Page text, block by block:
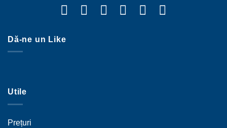
Dă-ne un Like
Utile
Prețuri